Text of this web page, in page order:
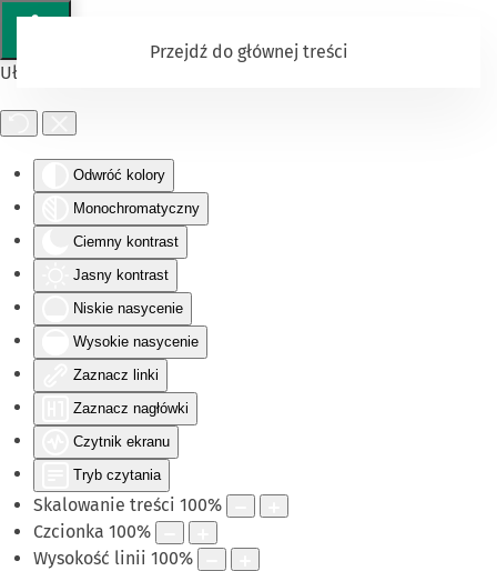
Ułatwienia dostępu
Odwróć kolory
Monochromatyczny
Ciemny kontrast
Jasny kontrast
Niskie nasycenie
Wysokie nasycenie
Zaznacz linki
Zaznacz nagłówki
Czytnik ekranu
Tryb czytania
Skalowanie treści 100%
Czcionka 100%
Wysokość linii 100%
Przejdź do głównej treści